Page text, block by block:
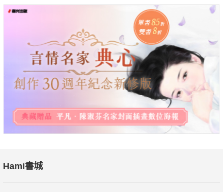
Hami書城